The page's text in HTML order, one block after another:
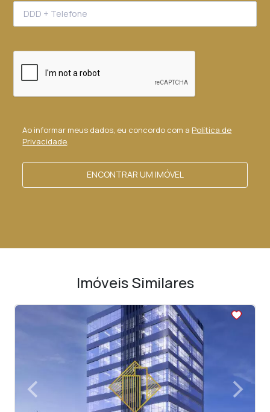
Ao informar meus dados, eu concordo com a Política de
Privacidade.
ENCONTRAR UM IMÓVEL
Imóveis Similares
<
‹Previous ›
Next